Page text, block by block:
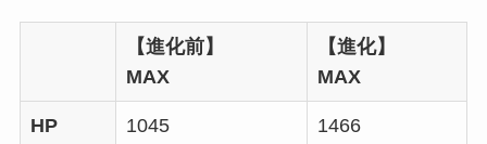
【進化前】
MAX
【進化】
MAX
HP 1045 1466